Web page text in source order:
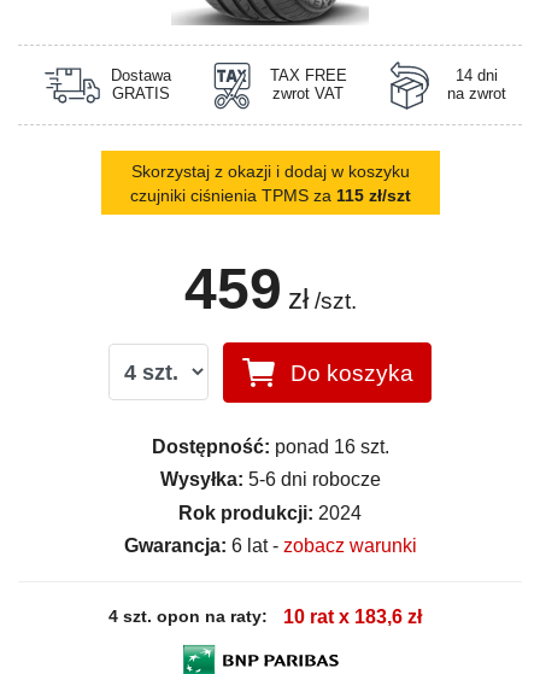
Dostawa
GRATIS
TAX FREE
zwrot VAT
14 dni
na zwrot
Skorzystaj z okazji i dodaj w koszyku
czujniki ciśnienia TPMS za 115 zł/szt
459 zł /szt.
Do koszyka
Dostępność: ponad 16 szt.
Wysyłka: 5-6 dni robocze
Rok produkcji: 2024
Gwarancja: 6 lat - zobacz warunki
4 szt. opon na raty: 10 rat x 183,6 zł